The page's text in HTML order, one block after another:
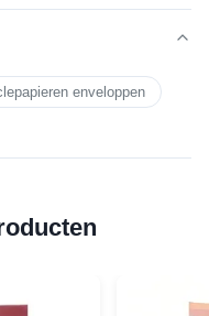
enveloppen